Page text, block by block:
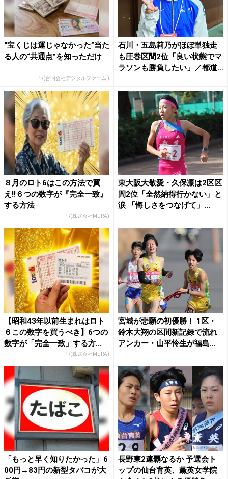
“宝くじは運じゃなかった”当た
る人の“共通点”を知っただけ
PR(合同会社デジタルファーム )
石川・五島莉乃がほぼ単独走
も圧巻区間2位「良い状態でマ
ラソンも勝負したい」／都道...
８月のロト6はこの方法で買
え!!６つの数字が『完全一致』
する方法
PR(株式会社MURA)
東大阪大敬愛・久保凛は2区区
間2位「全然納得行かない」と
涙 「悔しさをつなげて」...
【昭和43年以前生まれはロト
６この数字を買うべき】6つの
数字が「完全一致」する方...
PR(株式会社MURA)
宮城が悲願の初優勝！ 1区・
鈴木大翔の区間新記録で流れ
アンカー・山平怜生が福島...
「もっと早く知りたかった」6
00円→83円の新型タバコが大
長野東2連覇なるか 予選会ト
ップの仙台育英、薫英女学院